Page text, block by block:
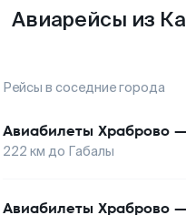
Авиарейсы из
Рейсы в соседние города
Авиабилеты Храброво
222 км до Габалы
Авиабилеты Храброво